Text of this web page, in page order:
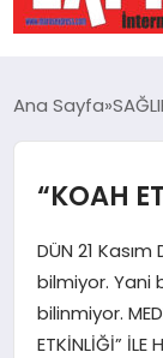
AFŞİN
ÇAĞLAYANCERİT
BİZE ULAŞIN
Ana Sayfa
“KOAH
DÜN 21
bilmiyor. Yani
bilinmiyor.
ETKİNLİĞİ” İLE